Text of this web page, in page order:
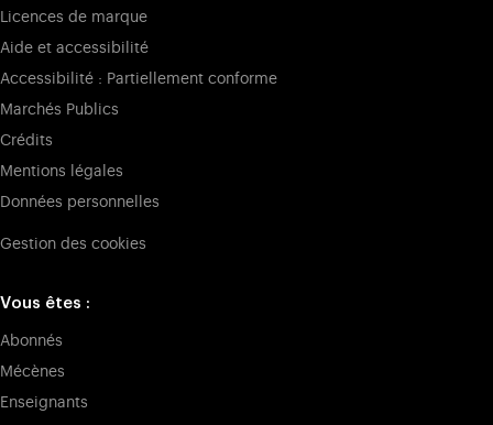
Licences de marque
Aide et accessibilité
Accessibilité : Partiellement conforme
Marchés Publics
Crédits
Mentions légales
Données personnelles
Gestion des cookies
Vous êtes :
Abonnés
Mécènes
Enseignants